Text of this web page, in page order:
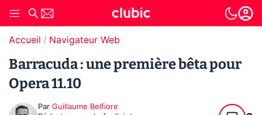
Accueil Navigateur Web
Barracuda : une première bêta pour
Opera 11.10
Par Guillaume Belfiore